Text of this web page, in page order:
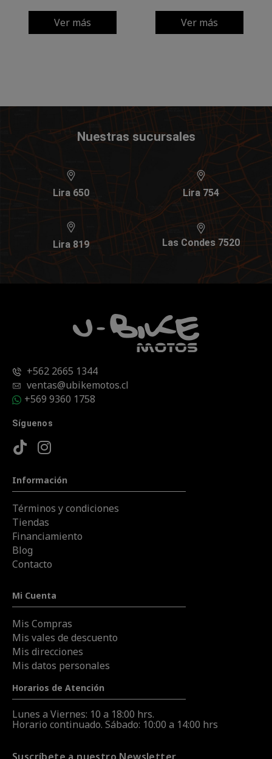
Ver más Ver más
Nuestras sucursales
Lira 650 Lira 754
Lira 819 Las Condes 7520
+562 2665 1344
ventas@ubikemotos.cl
+569 9360 1758
Síguenos
Información
Términos y condiciones
Tiendas
Financiamiento
Blog
Contacto
Mi Cuenta
Mis Compras
Mis vales de descuento
Mis direcciones
Mis datos personales
Horarios de Atención
Lunes a Viernes: 10 a 18:00 hrs.
Horario continuado. Sábado: 10:00 a 14:00 hrs